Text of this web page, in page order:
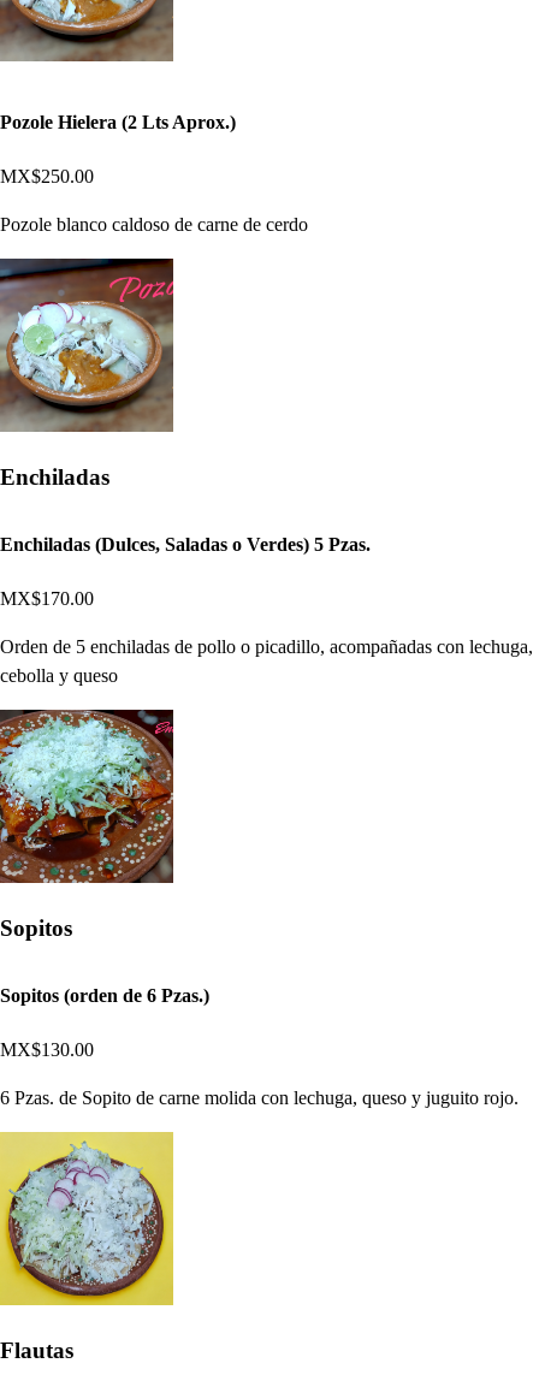
Pozole Hielera (2 Lts Aprox.)
MX$250.00
Pozole blanco caldoso de carne de cerdo
Enchiladas
Enchiladas (Dulces, Saladas o Verdes) 5 Pzas.
MX$170.00
Orden de 5 enchiladas de pollo o picadillo, acompañadas con lechuga,
cebolla y queso
Sopitos
Sopitos (orden de 6 Pzas.)
MX$130.00
6 Pzas. de Sopito de carne molida con lechuga, queso y juguito rojo.
Flautas